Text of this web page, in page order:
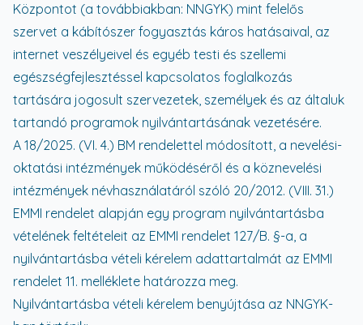
Központot (a továbbiakban: NNGYK) mint felelős
szervet a kábítószer fogyasztás káros hatásaival, az
internet veszélyeivel és egyéb testi és szellemi
egészségfejlesztéssel kapcsolatos foglalkozás
tartására jogosult szervezetek, személyek és az általuk
tartandó programok nyilvántartásának vezetésére.
A 18/2025. (VI. 4.) BM rendelettel módosított, a nevelési-
oktatási intézmények működéséről és a köznevelési
intézmények névhasználatáról szóló 20/2012. (VIII. 31.)
EMMI rendelet alapján egy program nyilvántartásba
vételének feltételeit az EMMI rendelet 127/B. §-a, a
nyilvántartásba vételi kérelem adattartalmát az EMMI
rendelet 11. melléklete határozza meg.
Nyilvántartásba vételi kérelem benyújtása az NNGYK-